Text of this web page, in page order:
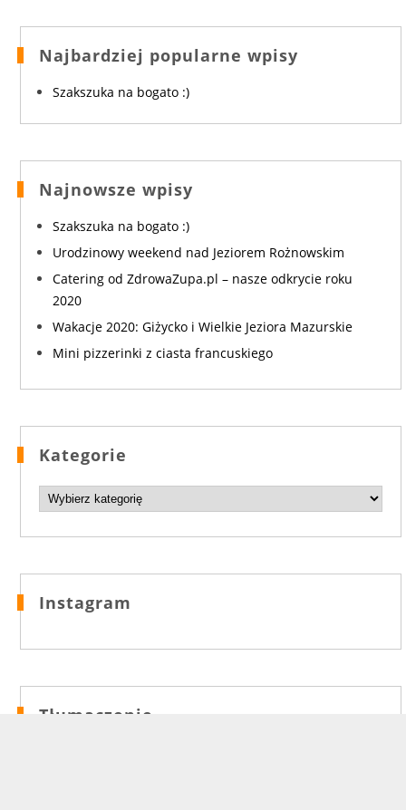
Najbardziej popularne wpisy
Szakszuka na bogato :)
Najnowsze wpisy
Szakszuka na bogato :)
Urodzinowy weekend nad Jeziorem Rożnowskim
Catering od ZdrowaZupa.pl – nasze odkrycie roku
2020
Wakacje 2020: Giżycko i Wielkie Jeziora Mazurskie
Mini pizzerinki z ciasta francuskiego
Kategorie
Kategorie
Instagram
Tłumaczenie